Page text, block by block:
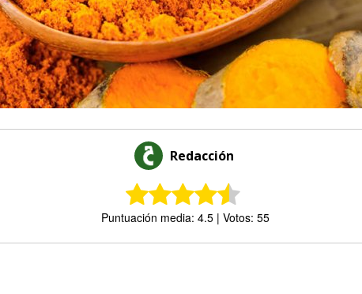
Redacción
Puntuación media: 4.5 | Votos: 55